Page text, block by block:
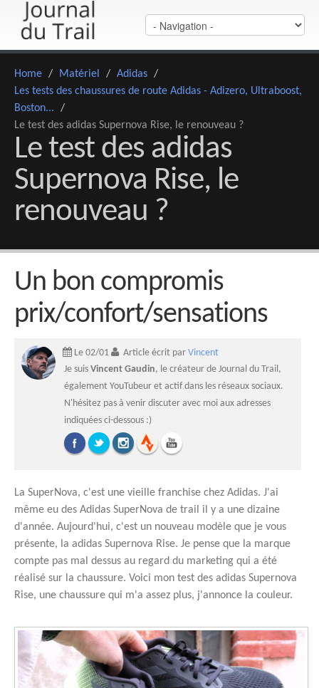
Home / Matériel / Adidas /
Les tests des chaussures de route Adidas - Adizero, Ultraboost,
Boston...
/
Le test des adidas Supernova Rise, le renouveau ?
Le test des adidas
Supernova Rise, le
renouveau ?
Un bon compromis
prix/confort/sensations
Le 02/01 Article écrit par Vincent
Je suis Vincent Gaudin, le créateur de Journal du Trail,
également YouTubeur et actif dans les réseaux sociaux.
N'hésitez pas à venir discuter avec moi aux adresses
indiquées ci-dessous :)
La SuperNova, c'est une vieille franchise chez Adidas. J'ai
même eu des Adidas SuperNova de trail il y a une dizaine
d'année. Aujourd'hui, c'est un nouveau modèle que je vous
présente, la adidas Supernova Rise. Je pense que la marque
compte pas mal dessus au regard du marketing qui a été
réalisé sur la chaussure. Voici mon test des adidas Supernova
Rise, une chaussure qui m'a assez plus, j'annonce la couleur.